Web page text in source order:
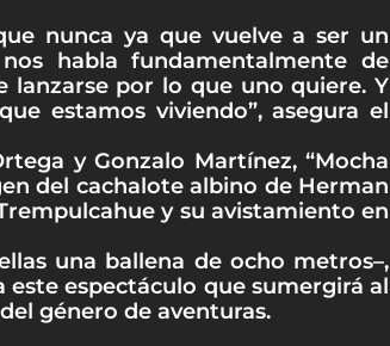
nunca ya que vuelve a ser un
habla fundamentalmente de
lanzarse por lo que uno quiere. Y
estamos viviendo”, asegura el
y Gonzalo Martínez, “Mocha
del cachalote albino de Herman
y su avistamiento en
una ballena de ocho metros–,
este espectáculo que sumergirá al
género de aventuras.